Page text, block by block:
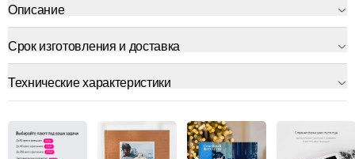
Описание
Срок изготовления и доставка
Технические характеристики